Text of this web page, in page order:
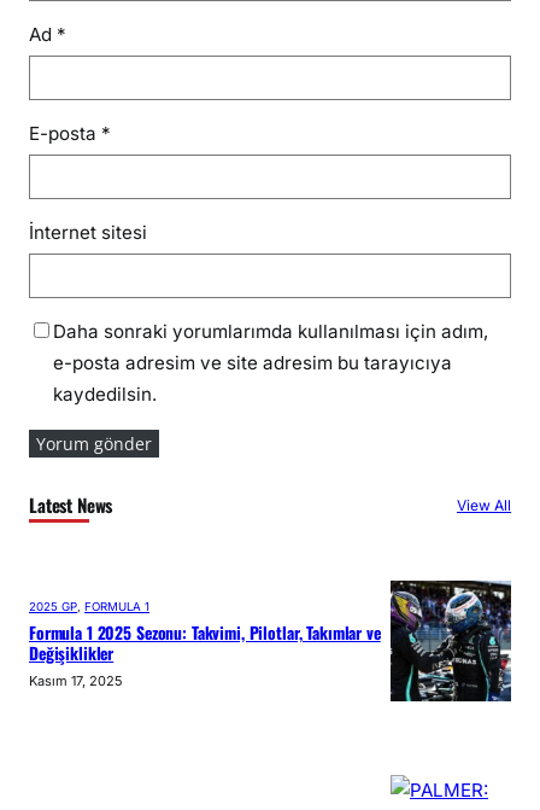
Ad *
E-posta *
İnternet sitesi
Daha sonraki yorumlarımda kullanılması için adım,
e-posta adresim ve site adresim bu tarayıcıya
kaydedilsin.
Latest News View All
2025 GP FORMULA 1
Formula 1 2025 Sezonu: Takvimi, Pilotlar, Takımlar ve
Değişiklikler
Kasım 17, 2025